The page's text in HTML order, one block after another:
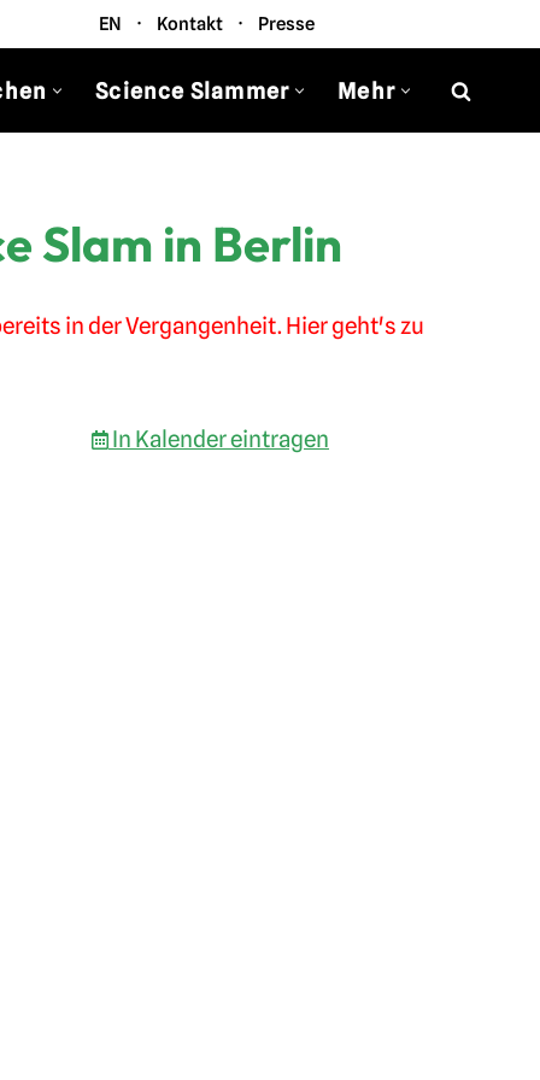
EN · Kontakt · Presse
Science Slammer Mehr
Slam in Berlin
in der Vergangenheit. Hier geht's zu
In Kalender eintragen